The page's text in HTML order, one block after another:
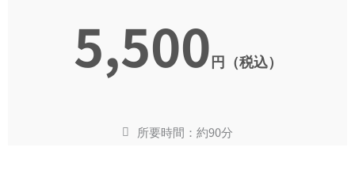
5,500円（税込）
所要時間：約90分